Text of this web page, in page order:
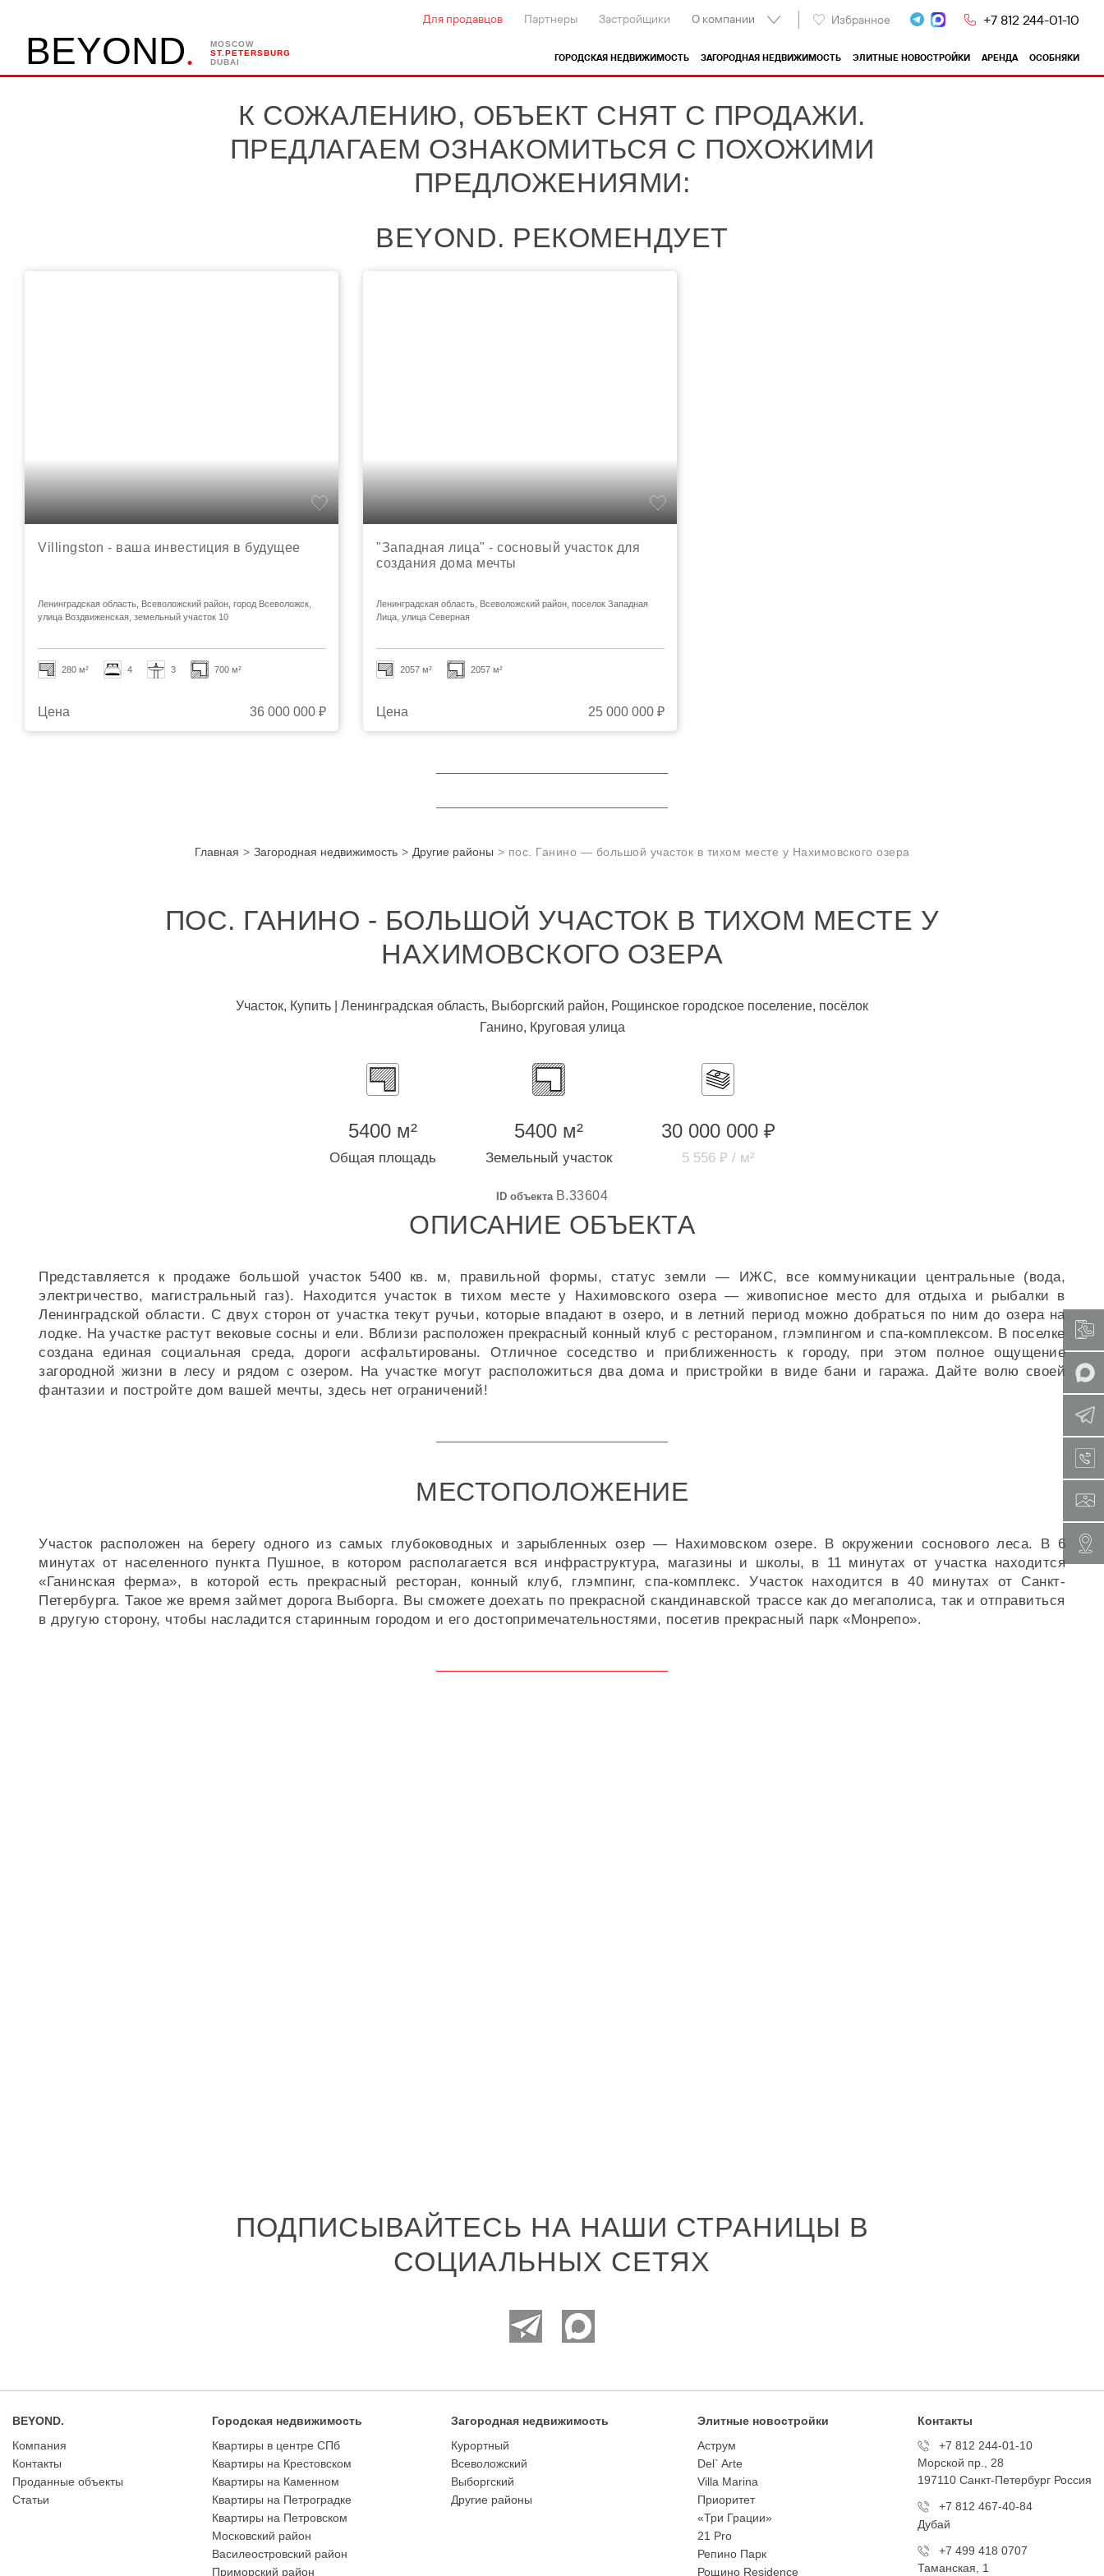
Для продавцов Партнеры Застройщики О компании Избранное +7 812 244-01-10
ГОРОДСКАЯ НЕДВИЖИМОСТЬ ЗАГОРОДНАЯ НЕДВИЖИМОСТЬ ЭЛИТНЫЕ НОВОСТРОЙКИ АРЕНДА ОСОБНЯКИ
BEYOND.
MOSCOW
ST.PETERSBURG
DUBAI
К СОЖАЛЕНИЮ, ОБЪЕКТ СНЯТ С ПРОДАЖИ.
ПРЕДЛАГАЕМ ОЗНАКОМИТЬСЯ С ПОХОЖИМИ
ПРЕДЛОЖЕНИЯМИ:
BEYOND. РЕКОМЕНДУЕТ
Villingston - ваша инвестиция в будущее
Ленинградская область, Всеволожский район, город Всеволожск,
улица Воздвиженская, земельный участок 10
280 м² 4 3 700 м²
Цена 36 000 000 ₽
"Западная лица" - сосновый участок для
создания дома мечты
Ленинградская область, Всеволожский район, поселок Западная
Лица, улица Северная
2057 м² 2057 м²
Цена 25 000 000 ₽
Главная Загородная недвижимость Другие районы пос. Ганино — большой участок в тихом месте у Нахимовского озера
ПОС. ГАНИНО - БОЛЬШОЙ УЧАСТОК В ТИХОМ МЕСТЕ У
НАХИМОВСКОГО ОЗЕРА
Участок, Купить | Ленинградская область, Выборгский район, Рощинское городское поселение, посёлок
Ганино, Круговая улица
5400 м²
Общая площадь
5400 м²
Земельный участок
30 000 000 ₽
5 556 ₽ / м²
ID объекта B.33604
ОПИСАНИЕ ОБЪЕКТА
Представляется к продаже большой участок 5400 кв. м, правильной формы, статус земли — ИЖС, все коммуникации центральные (вода,
электричество, магистральный газ). Находится участок в тихом месте у Нахимовского озера — живописное место для отдыха и рыбалки в
Ленинградской области. С двух сторон от участка текут ручьи, которые впадают в озеро, и в летний период можно добраться по ним до озера на
лодке. На участке растут вековые сосны и ели. Вблизи расположен прекрасный конный клуб с рестораном, глэмпингом и спа-комплексом. В поселке
создана единая социальная среда, дороги асфальтированы. Отличное соседство и приближенность к городу, при этом полное ощущение
загородной жизни в лесу и рядом с озером. На участке могут расположиться два дома и пристройки в виде бани и гаража. Дайте волю своей
фантазии и постройте дом вашей мечты, здесь нет ограничений!
МЕСТОПОЛОЖЕНИЕ
Участок расположен на берегу одного из самых глубоководных и зарыбленных озер — Нахимовском озере. В окружении соснового леса. В 6
минутах от населенного пункта Пушное, в котором располагается вся инфраструктура, магазины и школы, в 11 минутах от участка находится
«Ганинская ферма», в которой есть прекрасный ресторан, конный клуб, глэмпинг, спа-комплекс. Участок находится в 40 минутах от Санкт-
Петербурга. Такое же время займет дорога Выборга. Вы сможете доехать по прекрасной скандинавской трассе как до мегаполиса, так и отправиться
в другую сторону, чтобы насладится старинным городом и его достопримечательностями, посетив прекрасный парк «Монрепо».
ПОДПИСЫВАЙТЕСЬ НА НАШИ СТРАНИЦЫ В
СОЦИАЛЬНЫХ СЕТЯХ
BEYOND.
Компания
Контакты
Проданные объекты
Статьи
Городская недвижимость
Квартиры в центре СПб
Квартиры на Крестовском
Квартиры на Каменном
Квартиры на Петроградке
Квартиры на Петровском
Московский район
Василеостровский район
Приморский район
Загородная недвижимость
Курортный
Всеволожский
Выборгский
Другие районы
Элитные новостройки
Аструм
Del` Arte
Villa Marina
Приоритет
«Три Грации»
21 Pro
Репино Парк
Рощино Residence
Контакты
+7 812 244-01-10
Морской пр., 28
197110 Санкт-Петербург Росcия
+7 812 467-40-84
Дубай
+7 499 418 0707
Таманская, 1